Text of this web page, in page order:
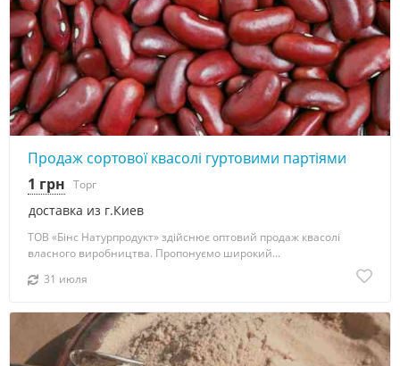
Продаж сортової квасолі гуртовими партіями
доставка из г.Киев
1 грн Торг
ТОВ «Бінс Натурпродукт» здійснює оптовий продаж квасолі
власного виробництва. Пропонуємо широкий...
31 июля